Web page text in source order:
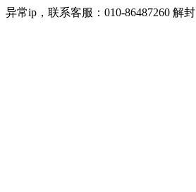
异常ip，联系客服：010-86487260 解封